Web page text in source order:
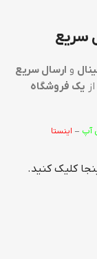
سریع
و ارسال سریع
یک فروشگاه
آپ – اینستا
کلیک کنید.